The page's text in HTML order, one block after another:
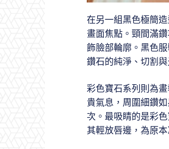
在另一組黑色極簡造
畫面焦點。頸間滿
飾臉部輪廓。黑色
鑽石的純淨、切割
彩色寶石系列則為
貴氣息，周圍細鑽
次。最吸睛的是彩
其輕放唇邊，為原